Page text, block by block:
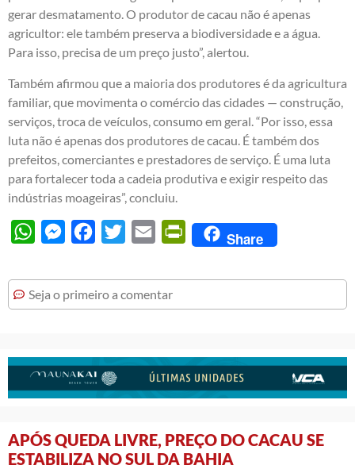
gerar desmatamento. O produtor de cacau não é apenas
agricultor: ele também preserva a biodiversidade e a água.
Para isso, precisa de um preço justo”, alertou.
Também afirmou que a maioria dos produtores é da agricultura
familiar, que movimenta o comércio das cidades — construção,
serviços, troca de veículos, consumo em geral. “Por isso, essa
luta não é apenas dos produtores de cacau. É também dos
prefeitos, comerciantes e prestadores de serviço. É uma luta
para fortalecer toda a cadeia produtiva e exigir respeito das
indústrias moageiras”, concluiu.
WhatsAppMessengerFacebook
Twitter Email PrintFriendly
Share
Seja o primeiro a comentar
APÓS QUEDA LIVRE, PREÇO DO CACAU SE
ESTABILIZA NO SUL DA BAHIA